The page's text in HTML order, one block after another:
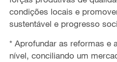
condições locais e
sustentável e progresso
* Aprofundar as reformas e
nível, conciliando um